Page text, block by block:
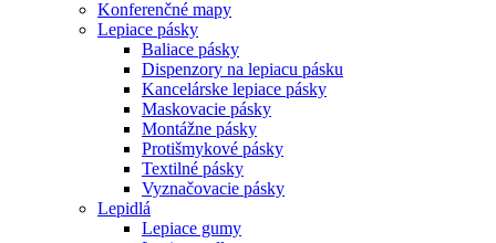
Konferenčné mapy
Lepiace pásky
Baliace pásky
Dispenzory na lepiacu pásku
Kancelárske lepiace pásky
Maskovacie pásky
Montážne pásky
Protišmykové pásky
Textilné pásky
Vyznačovacie pásky
Lepidlá
Lepiace gumy